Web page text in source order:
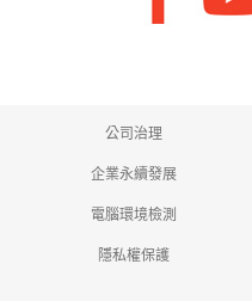
公司治理
企業永續發展
電腦環境檢測
隱私權保護